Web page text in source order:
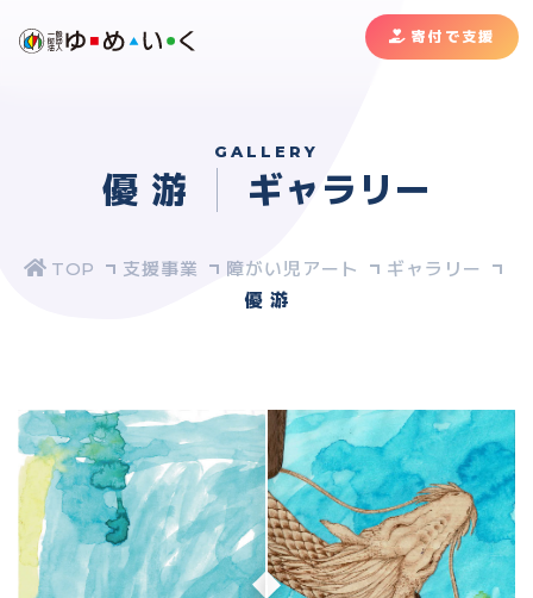
寄付で支援
GALLERY
優 游 ギャラリー
支援事業 障がい児アート
ギャラリー
優 游